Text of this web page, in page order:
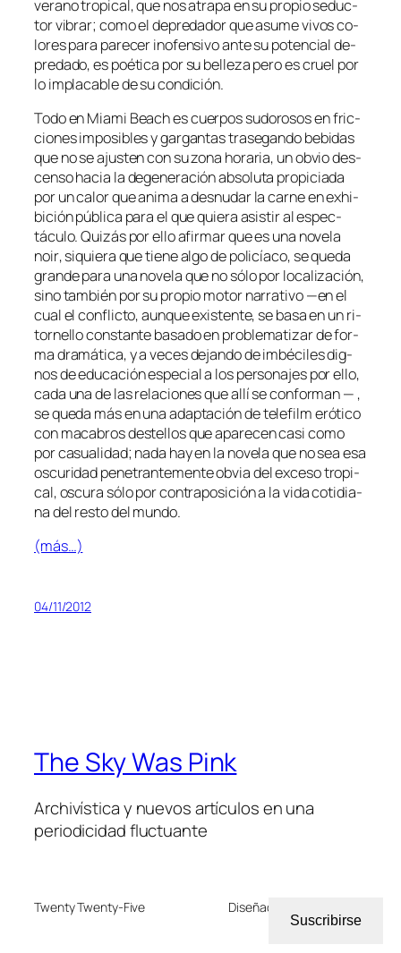
ve­rano tro­pi­cal, que nos atra­pa en su pro­pio se­duc­
tor vi­brar; co­mo el de­pre­da­dor que asu­me vi­vos co­
lo­res pa­ra pa­re­cer ino­fen­si­vo an­te su po­ten­cial de­
pre­da­do, es poé­ti­ca por su be­lle­za pe­ro es cruel por
lo im­pla­ca­ble de su condición.
Todo enMiami Beaches cuer­pos su­do­ro­sos en fric­
cio­nes im­po­si­bles y gar­gan­tas tra­se­gan­do be­bi­das
que no se ajus­ten con su zo­na ho­ra­ria, un ob­vio des­
cen­so ha­cia la de­ge­ne­ra­ción ab­so­lu­ta pro­pi­cia­da
por un ca­lor que ani­ma a des­nu­dar la car­ne en exhi­
bi­ción pú­bli­ca pa­ra el que quie­ra asis­tir al es­pec­
tácu­lo. Quizás por ello afir­mar que es una no­ve­la
noir, si­quie­ra que tie­ne al­go de po­li­cía­co, se que­da
gran­de pa­ra una no­ve­la que no só­lo por lo­ca­li­za­ción,
sino tam­bién por su pro­pio mo­tor na­rra­ti­vo —en el
cual el con­flic­to, aun­que exis­ten­te, se ba­sa en unri­
tor­ne­llocons­tan­te ba­sa­do en pro­ble­ma­ti­zar de for­
ma dra­má­ti­ca, y a ve­ces de­jan­do de im­bé­ci­les dig­
nos de edu­ca­ción es­pe­cial a los per­so­na­jes por ello,
ca­da una de las re­la­cio­nes que allí se con­for­man — ,
se que­da más en una adap­ta­ción dete­le­filmeró­ti­co
con ma­ca­bros des­te­llos que apa­re­cen ca­si co­mo
por ca­sua­li­dad; na­da hay en la no­ve­la que no sea esa
os­cu­ri­dad pe­ne­tran­te­men­te ob­via del ex­ce­so tro­pi­
cal, os­cu­ra só­lo por con­tra­po­si­ción a la vi­da co­ti­dia­
na del res­to del mundo.
(más…)
04/11/2012
The Sky Was Pink
Archivística y nuevos artículos en una
periodicidad fluctuante
Twenty Twenty-Five Diseñado con
Suscribirse